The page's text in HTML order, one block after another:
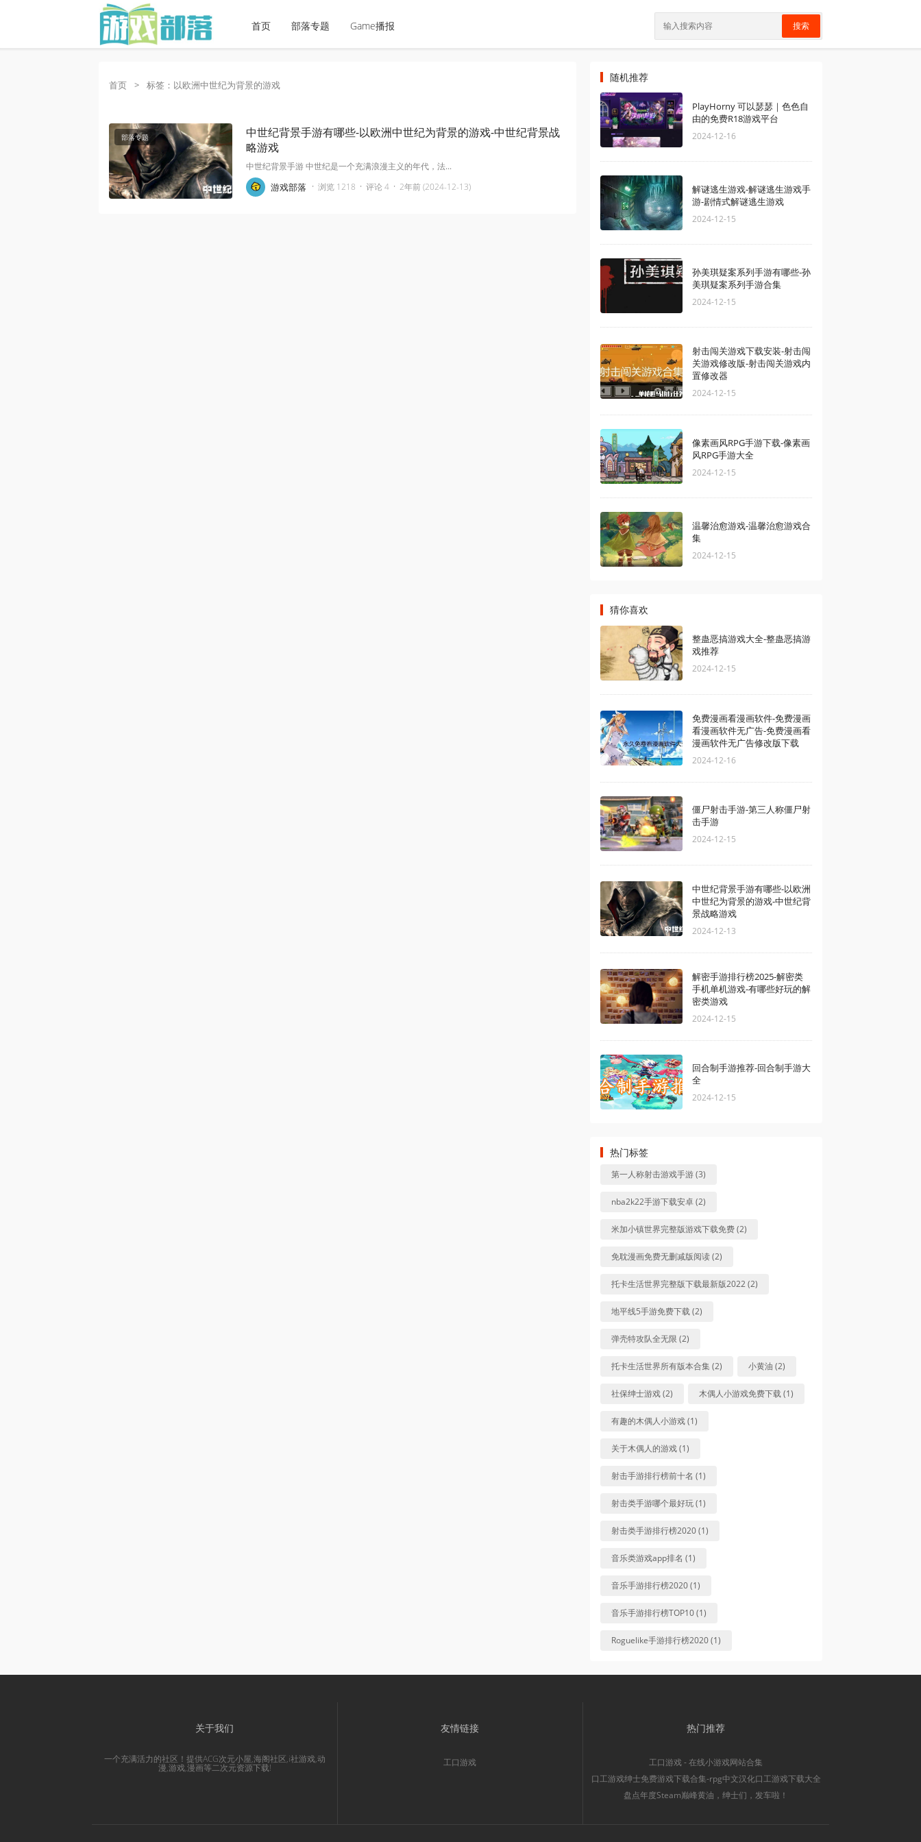
首页 部落专题 Game播报 搜索
首页 > 标签：以欧洲中世纪为背景的游戏
部落专题
中世纪背景手游有哪些-以欧洲中世纪为背景的游戏-中世纪背景战
略游戏
中世纪背景手游 中世纪是一个充满浪漫主义的年代，法...
游戏部落 · 浏览 1218 · 评论 4 · 2年前 (2024-12-13)
随机推荐
PlayHorny 可以瑟瑟｜色色自
由的免费R18游戏平台
2024-12-16
解谜逃生游戏-解谜逃生游戏手
游-剧情式解谜逃生游戏
2024-12-15
孙美琪疑案系列手游有哪些-孙
美琪疑案系列手游合集
2024-12-15
射击闯关游戏下载安装-射击闯
关游戏修改版-射击闯关游戏内
置修改器
2024-12-15
像素画风RPG手游下载-像素画
风RPG手游大全
2024-12-15
温馨治愈游戏-温馨治愈游戏合
集
2024-12-15
猜你喜欢
整蛊恶搞游戏大全-整蛊恶搞游
戏推荐
2024-12-15
免费漫画看漫画软件-免费漫画
看漫画软件无广告-免费漫画看
漫画软件无广告修改版下载
2024-12-16
僵尸射击手游-第三人称僵尸射
击手游
2024-12-15
中世纪背景手游有哪些-以欧洲
中世纪为背景的游戏-中世纪背
景战略游戏
2024-12-13
解密手游排行榜2025-解密类
手机单机游戏-有哪些好玩的解
密类游戏
2024-12-15
回合制手游推荐-回合制手游大
全
2024-12-15
热门标签
第一人称射击游戏手游 (3)
nba2k22手游下载安卓 (2)
米加小镇世界完整版游戏下载免费 (2)
免耽漫画免费无删减版阅读 (2)
托卡生活世界完整版下载最新版2022 (2)
地平线5手游免费下载 (2)
弹壳特攻队全无限 (2)
托卡生活世界所有版本合集 (2) 小黄油 (2)
社保绅士游戏 (2) 木偶人小游戏免费下载 (1)
有趣的木偶人小游戏 (1)
关于木偶人的游戏 (1)
射击手游排行榜前十名 (1)
射击类手游哪个最好玩 (1)
射击类手游排行榜2020 (1)
音乐类游戏app排名 (1)
音乐手游排行榜2020 (1)
音乐手游排行榜TOP10 (1)
Roguelike手游排行榜2020 (1)
关于我们
一个充满活力的社区！提供ACG次元小屋,海阁社区,i社游戏,动
漫,游戏,漫画等二次元资源下载!
友情链接
工口游戏
热门推荐
工口游戏 - 在线小游戏网站合集
口工游戏绅士免费游戏下载合集-rpg中文汉化口工游戏下载大全
盘点年度Steam巅峰黄油，绅士们，发车啦！